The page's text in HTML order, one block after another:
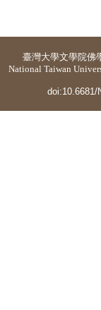
臺灣大學文學院佛
National Taiwan
doi:10.6681/